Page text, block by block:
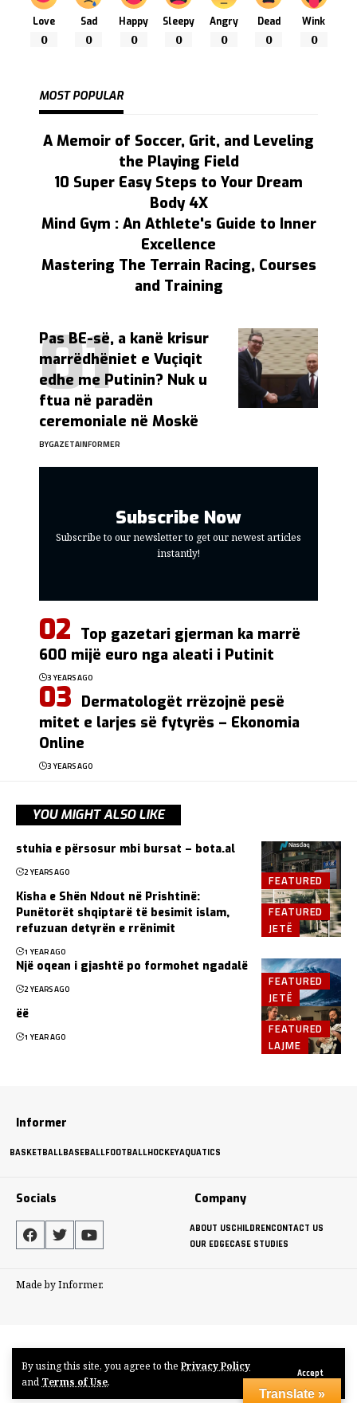
By using this site, you agree to the Privacy Policy
and Terms of Use.
Accept
Love
0
Sad
0
Happy
0
Sleepy
0
Angry
0
Dead
0
Wink
0
MOST POPULAR
A Memoir of Soccer, Grit, and Leveling
the Playing Field
10 Super Easy Steps to Your Dream
Body 4X
Mind Gym : An Athlete's Guide to Inner
Excellence
Mastering The Terrain Racing, Courses
and Training
Pas BE-së, a kanë krisur
marrëdhëniet e Vuçiqit
edhe me Putinin? Nuk u
ftua në paradën
ceremoniale në Moskë
BYGAZETAINFORMER
Subscribe Now
Subscribe to our newsletter to get our newest articles
instantly!
Top gazetari gjerman ka marrë
600 mijë euro nga aleati i Putinit
3 YEARS AGO
Dermatologët rrëzojnë pesë
mitet e larjes së fytyrës – Ekonomia
Online
3 YEARS AGO
YOU MIGHT ALSO LIKE
FEATURED
stuhia e përsosur mbi bursat – bota.al
2 YEARS AGO
FEATURED
JETË
Kisha e Shën Ndout në Prishtinë:
Punëtorët shqiptarë të besimit islam,
refuzuan detyrën e rrënimit
1 YEAR AGO
FEATURED
JETË
Një oqean i gjashtë po formohet ngadalë
2 YEARS AGO
FEATURED
LAJME
ëë
1 YEAR AGO
Informer
BASKETBALLBASEBALLFOOTBALLHOCKEYAQUATICS
Socials Company
ABOUT USCHILDRENCONTACT US
OUR EDGECASE STUDIES
Made by Informer.
Translate »